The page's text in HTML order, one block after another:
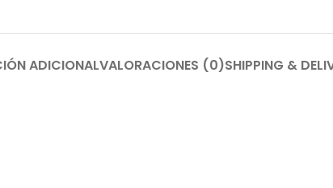
ADICIONALVALORACIONES (0)SHIPPING &